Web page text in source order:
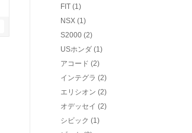
FIT (1)
NSX (1)
S2000 (2)
USホンダ (1)
アコード (2)
インテグラ (2)
エリシオン (2)
オデッセイ (2)
シビック (1)